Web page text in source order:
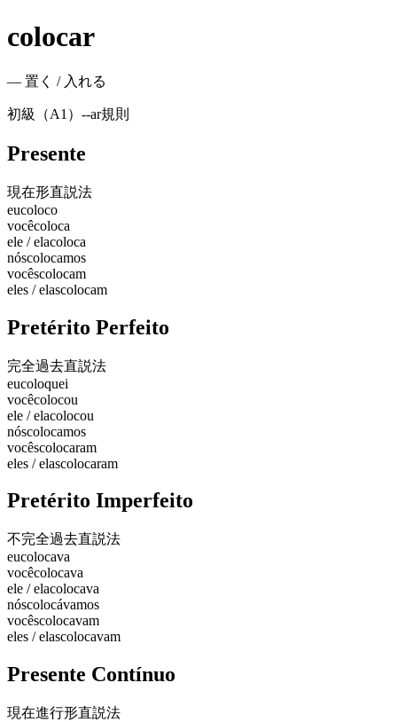
colocar
— 置く / 入れる
初級（A1） --ar規則
Presente
現在形直説法
eucoloco
vocêcoloca
ele / elacoloca
nóscolocamos
vocêscolocam
eles / elascolocam
Pretérito Perfeito
完全過去直説法
eucoloquei
vocêcolocou
ele / elacolocou
nóscolocamos
vocêscolocaram
eles / elascolocaram
Pretérito Imperfeito
不完全過去直説法
eucolocava
vocêcolocava
ele / elacolocava
nóscolocávamos
vocêscolocavam
eles / elascolocavam
Presente Contínuo
現在進行形直説法